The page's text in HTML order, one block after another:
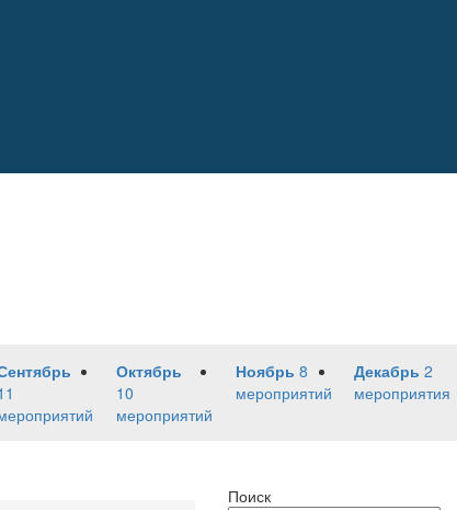
Октябрь
10
мероприятий
Ноябрь 8
мероприятий
Декабрь 2
мероприятия
Поиск